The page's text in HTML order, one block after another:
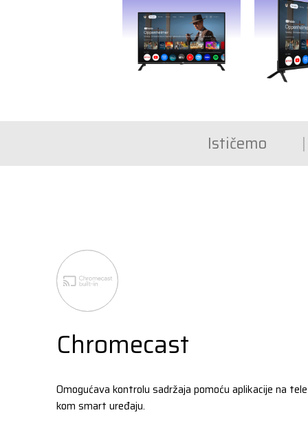
Ističemo
Chromecast
Omogućava kontrolu sadržaja pomoću aplikacije na
kom smart uređaju.